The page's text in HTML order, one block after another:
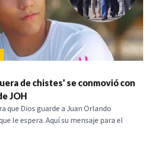
de chistes' se conmovió con
JOH
que Dios guarde a Juan Orlando
le espera. Aquí su mensaje para el